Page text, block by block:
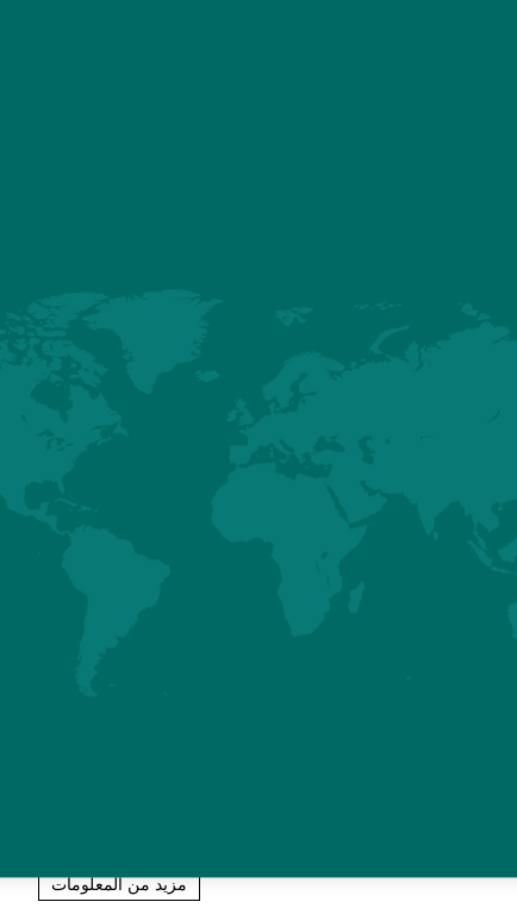
مزيد من المعلومات